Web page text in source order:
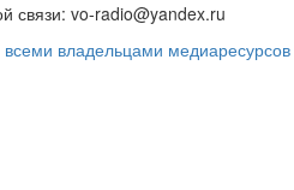
связи: vo-radio@yandex.ru
владельцами медиаресурсов